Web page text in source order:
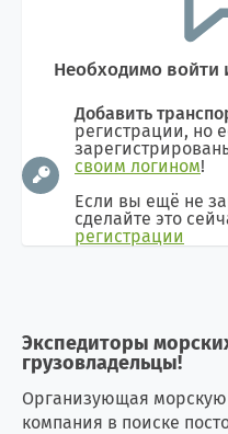
Необходимо войти
Добавить
регистрации, но
своим логином!
Если вы ещё не
сделайте это
регистрации
Экспедиторы
грузовладельцы!
Организующая морскую
компания в поиске